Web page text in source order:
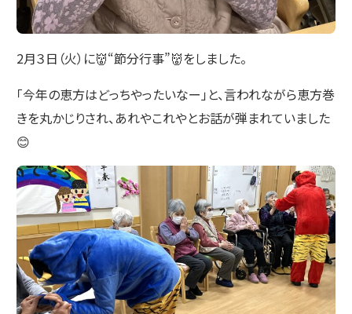
2月３日（火）に👹“節分行事”👹をしました。
「今年の恵方はどっちやったいなー」と、言われながら恵方巻
きを丸かじりされ、あれやこれやとお話が弾まれていました
😊